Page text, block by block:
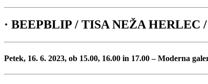
· BEEPBLIP / TISA NEŽA
Petek, 16. 6. 2023, ob 15.00, 16.00 in 17.00 – Moderna